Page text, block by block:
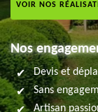
VOIR NOS
Nos
Devis et
Sans
Artisan